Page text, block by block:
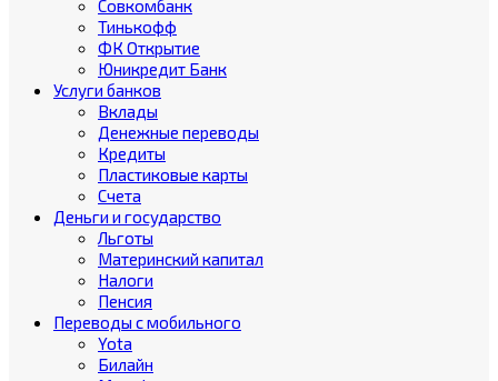
Совкомбанк
Тинькофф
ФК Открытие
Юникредит Банк
Услуги банков
Вклады
Денежные переводы
Кредиты
Пластиковые карты
Счета
Деньги и государство
Льготы
Материнский капитал
Налоги
Пенсия
Переводы с мобильного
Yota
Билайн